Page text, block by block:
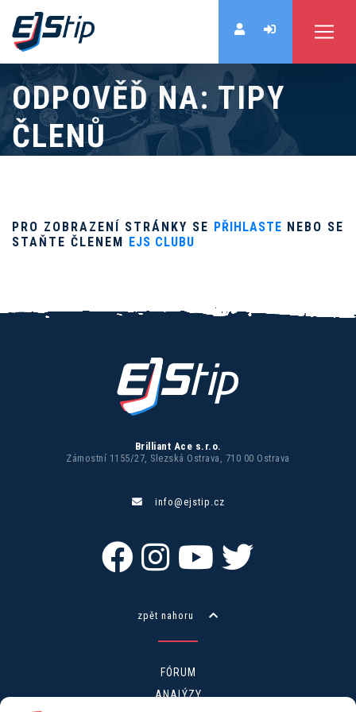
ODPOVĚĎ NA: TIPY
ČLENŮ
PRO ZOBRAZENÍ STRÁNKY SE PŘIHLASTE NEBO SE
STAŇTE ČLENEM EJS CLUBU
Brilliant Ace s.r.o.
Zámostní 1155/27, Slezská Ostrava, 710 00 Ostrava
info@ejstip.cz
zpět nahoru
FÓRUM
ANALÝZY